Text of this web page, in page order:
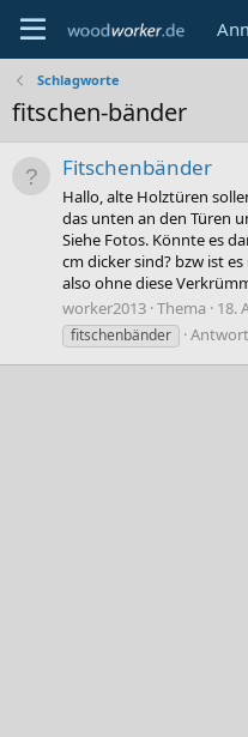
Schlagworte
fitschen-bänder
Fitschenbänder
Hallo, alte Holztüren
das unten an den Türen
Siehe Fotos. Könnte es
cm dicker sind? bzw ist
also ohne diese
worker2013 Thema 18.
fitschenbänder